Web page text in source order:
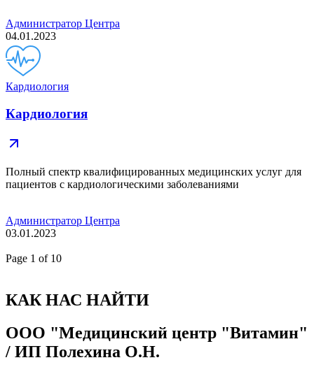
Администратор Центра
04.01.2023
Кардиология
Кардиология
Полный спектр квалифицированных медицинских услуг для
пациентов с кардиологическими заболеваниями
Администратор Центра
03.01.2023
Page 1 of 10
КАК НАС НАЙТИ
ООО "Медицинский центр "Витамин"
/ ИП Полехина О.Н.